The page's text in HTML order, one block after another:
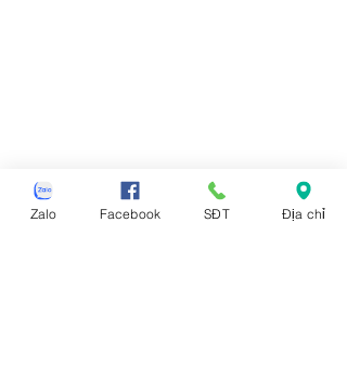
Zalo Facebook SĐT Địa chỉ